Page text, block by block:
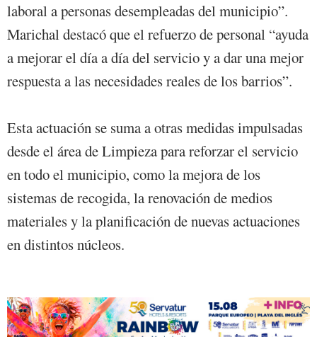
laboral a personas desempleadas del municipio”.
Marichal destacó que el refuerzo de personal “ayuda
a mejorar el día a día del servicio y a dar una mejor
respuesta a las necesidades reales de los barrios”.
Esta actuación se suma a otras medidas impulsadas
desde el área de Limpieza para reforzar el servicio
en todo el municipio, como la mejora de los
sistemas de recogida, la renovación de medios
materiales y la planificación de nuevas actuaciones
en distintos núcleos.